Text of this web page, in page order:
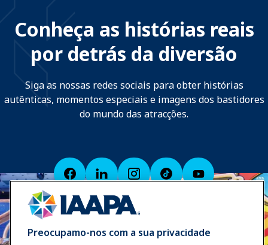
Conheça as histórias reais
por detrás da diversão
Siga as nossas redes sociais para obter histórias
autênticas, momentos especiais e imagens dos bastidores
do mundo das atracções.
Preocupamo-nos com a sua privacidade